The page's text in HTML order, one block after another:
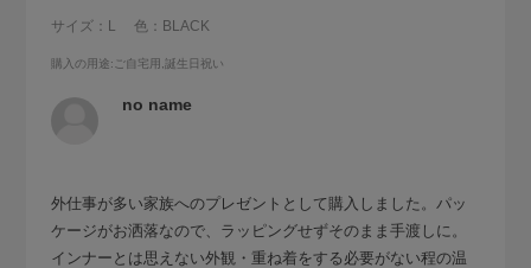
サイズ：L 色：BLACK
購入の用途:ご自宅用,誕生日祝い
no name
外仕事が多い家族へのプレゼントとして購入しました。パッ
ケージがお洒落なので、ラッピングせずそのまま手渡しに。
インナーとは思えない外観・重ね着をする必要がない程の温